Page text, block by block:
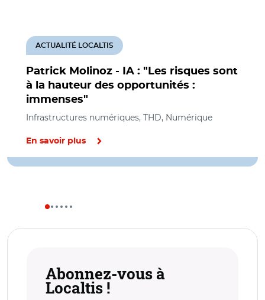
Patrick Molinoz - IA : "Les risques sont
à la hauteur des opportunités :
immenses"
ACTUALITÉ LOCALTIS
Infrastructures numériques, THD, Numérique
En savoir plus
Abonnez-vous à
Localtis !